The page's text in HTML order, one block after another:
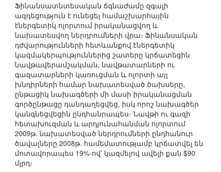
Ֆինանսատնտեսական ճգնաժամը զգալի
ազդեցություն է ունեցել համաշխարհային
էներգետիկ ոլորտում իրականացվող և
նախատեսվող ներդրումների վրա։ Ֆինանսական
դժվարությունների հետևանքով էներգետիկ
կազմակերպություններից շատերը կրճատեցին
նավթավերամշակման, նավթատարների ու
գազատարների կառուցման և ոլորտի այլ
խնդիրների համար նախատեսված ծախսերը,
ընթացիկ նախագծերի մի մասի իրականացման
գործընթացը դանդաղեցվեց, իսկ որոշ նախագծեր
կանգնեցվեցին ընդհանրապես։ Նավթի ու գազի
հետախուզման և արդյունահանման ոլորտում
2009թ. նախատեսված ներդրումների ընդհանուր
ծավալները 2008թ. համեմատությամբ կրճատվել են
մոտավորապես 19%-ով՝ կազմելով ավելի քան $90
մլրդ։